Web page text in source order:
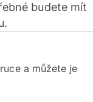
budete mít
a můžete je